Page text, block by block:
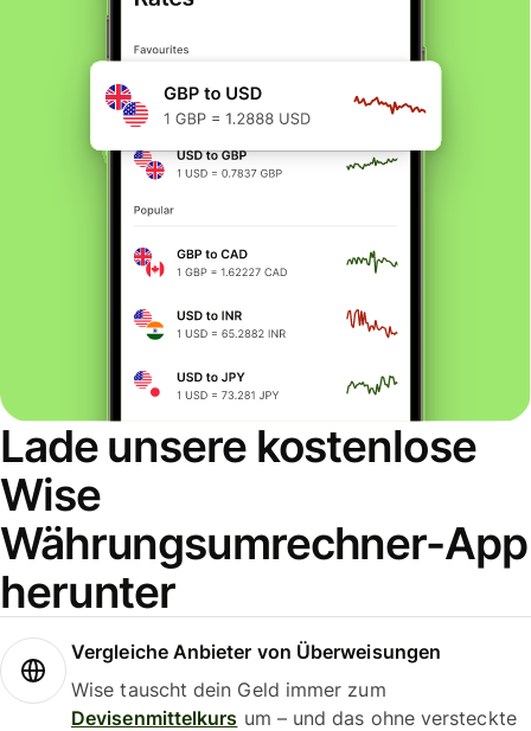
Lade unsere kostenlose
Wise
Währungsumrechner-App
herunter
Vergleiche Anbieter von Überweisungen
Wise tauscht dein Geld immer zum
Devisenmittelkurs um – und das ohne versteckte